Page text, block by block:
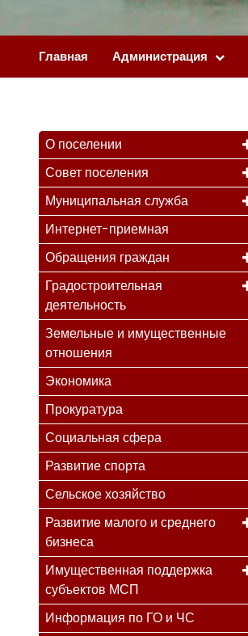
Главная Администрация
О поселении
Совет поселения
Муниципальная служба
Интернет-приемная
Обращения граждан
Градостроительная
деятельность
Земельные и имущественные
отношения
Экономика
Прокуратура
Социальная сфера
Развитие спорта
Сельское хозяйство
Развитие малого и среднего
бизнеса
Имущественная поддержка
субъектов МСП
Информация по ГО и ЧС